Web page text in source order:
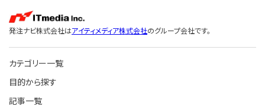
発注ナビ株式会社はアイティメディア株式会社のグループ会社です。
カテゴリー一覧
目的から探す
記事一覧